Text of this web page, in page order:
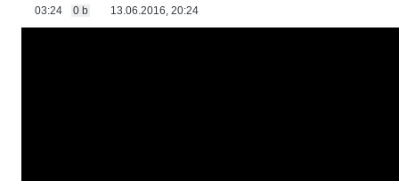
03:24 0 b 13.06.2016, 20:24